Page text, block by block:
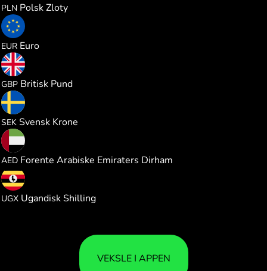
PLN Polsk Zloty
EUR Euro
GBP Britisk Pund
SEK Svensk Krone
AED Forente Arabiske Emiraters Dirham
UGX Ugandisk Shilling
VEKSLE I APPEN